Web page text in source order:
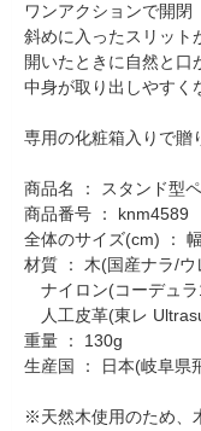
ワンアクションで開閉
斜めに入ったスリット
開いたときに自然と口
中身が取り出しやすく
専用の化粧箱入りで
商品名 ： スタンド型
商品番号 ： knm4589
全体のサイズ(cm) ：
材質 ： 木(国産ナラ/
ナイロン(コーデュ
人工皮革(東レ
重量 ： 130g
生産国 ： 日本(岐阜県
※天然木使用のため、